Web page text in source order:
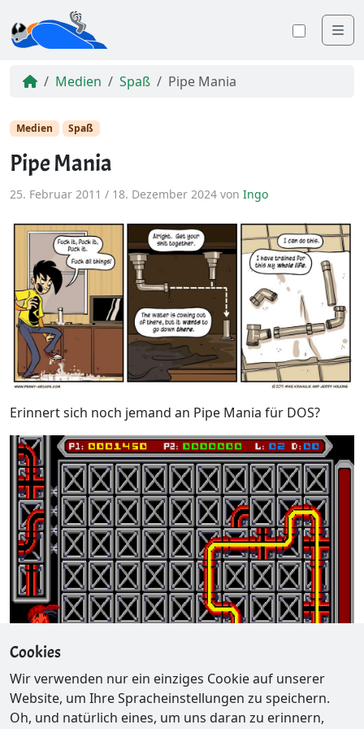
Medien Spaß Pipe Mania
Medien Spaß
Pipe Mania
25. Februar 2011 / 18. Dezember 2024 von Ingo
Erinnert sich noch jemand an Pipe Mania für DOS?
Cookies
Wir verwenden nur ein einziges Cookie auf unserer
Website, um Ihre Spracheinstellungen zu speichern.
Oh, und natürlich eines, um uns daran zu erinnern,